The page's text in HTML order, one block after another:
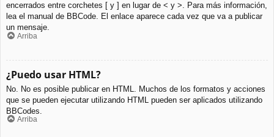
encerrados entre corchetes [ y ] en lugar de < y >. Para más información,
lea el manual de BBCode. El enlace aparece cada vez que va a publicar
un mensaje.
Arriba
¿Puedo usar HTML?
No. No es posible publicar en HTML. Muchos de los formatos y acciones
que se pueden ejecutar utilizando HTML pueden ser aplicados utilizando
BBCodes.
Arriba